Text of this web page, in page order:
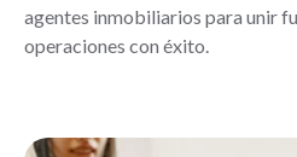
agentes inmobiliarios para unir
operaciones con éxito.